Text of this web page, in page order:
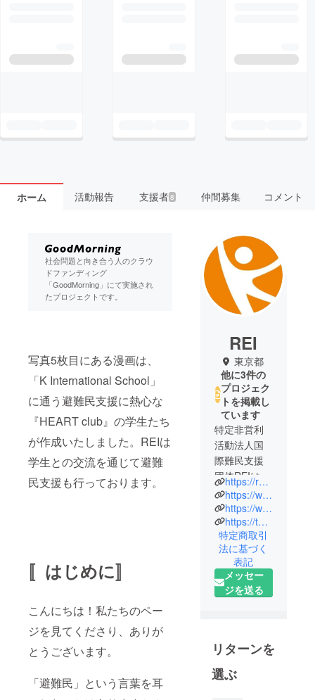
ホーム 活動報告 支援者8 仲間募集 コメント
社会問題と向き合う人のクラウ
ドファンディング
「GoodMorning」にて実施され
たプロジェクトです。
写真5枚目にある漫画は、
「K International School」
に通う避難民支援に熱心な
『HEART club』の学生たち
が作成いたしました。REIは
学生との交流を通じて避難
民支援も行っております。
〚はじめに〛
こんにちは！私たちのペー
ジを見てくださり、ありが
とうございます。
「避難民」という言葉を耳
REI
東京都
他に3件の
プロジェク
トを掲載し
ています
特定非営利
活動法人国
際難民支援
団体REIは
1979年に設
立された、
民間の独立
した非営利
団体で、戦
争や紛争の
ために全て
を失った難
金集めに専
す。 東京を
https://rei-npo.org/en/
https://www.facebook.com/refugeeempowerintl
https://www.instagram.com/refugeeempowermentintl/
https://twitter.com/rei_intl
特定商取引
法に基づく
表記
メッセー
ジを送る
リターンを
選ぶ